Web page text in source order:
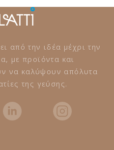
από την ιδέα μέχρι την
με προϊόντα και
να καλύψουν απόλυτα
της γεύσης.